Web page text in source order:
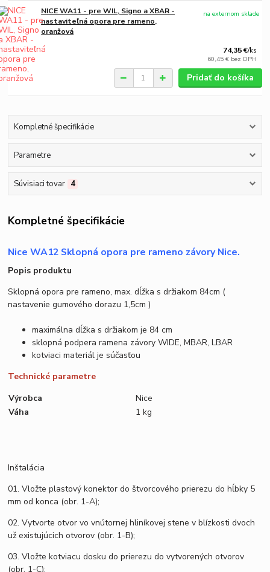
NICE WA11 - pre WIL, Signo a XBAR -
nastaviteľná opora pre rameno,
oranžová
74,35 €/ks
60,45 € bez DPH
na externom sklade
Pridať do košíka
Kompletné špecifikácie
Parametre
Súvisiaci tovar 4
Kompletné špecifikácie
Nice WA12 Sklopná opora pre rameno závory Nice.
Popis produktu
Sklopná opora pre rameno, max. dĺžka s držiakom 84cm (
nastavenie gumového dorazu 1,5cm )
maximálna dĺžka s držiakom je 84 cm
sklopná podpera ramena závory WIDE, MBAR, LBAR
kotviaci materiál je súčasťou
Technické parametre
Výrobca
Nice
Váha
1 kg
Inštalácia
01. Vložte plastový konektor do štvorcového prierezu do hĺbky 5
mm od konca (obr. 1-A);
02. Vytvorte otvor vo vnútornej hliníkovej stene v blízkosti dvoch
už existujúcich otvorov (obr. 1-B);
03. Vložte kotviacu dosku do prierezu do vytvorených otvorov
(obr. 1-C);